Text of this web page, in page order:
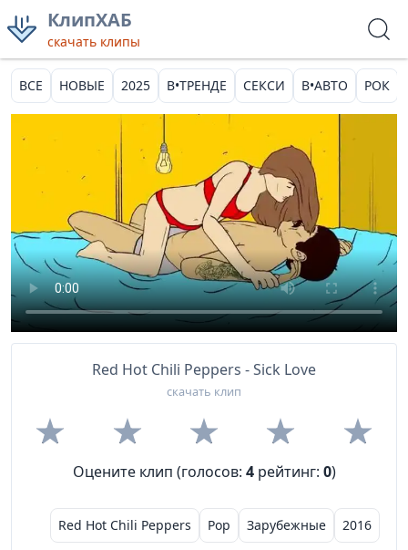
КлипХАБ
скачать клипы
ВСЕ НОВЫЕ 2025 В•ТРЕНДЕ СЕКСИ В•АВТО РОК
Red Hot Chili Peppers - Sick Love
скачать клип
Оцените клип (голосов: 4 рейтинг: 0)
Red Hot Chili Peppers Pop Зарубежные 2016